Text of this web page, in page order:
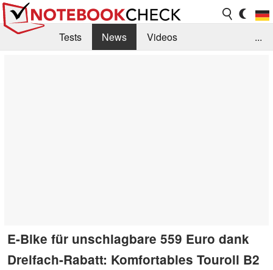
Tests News
Videos
...
E-Bike für unschlagbare 559 Euro dank
Dreifach-Rabatt: Komfortables Touroll B2